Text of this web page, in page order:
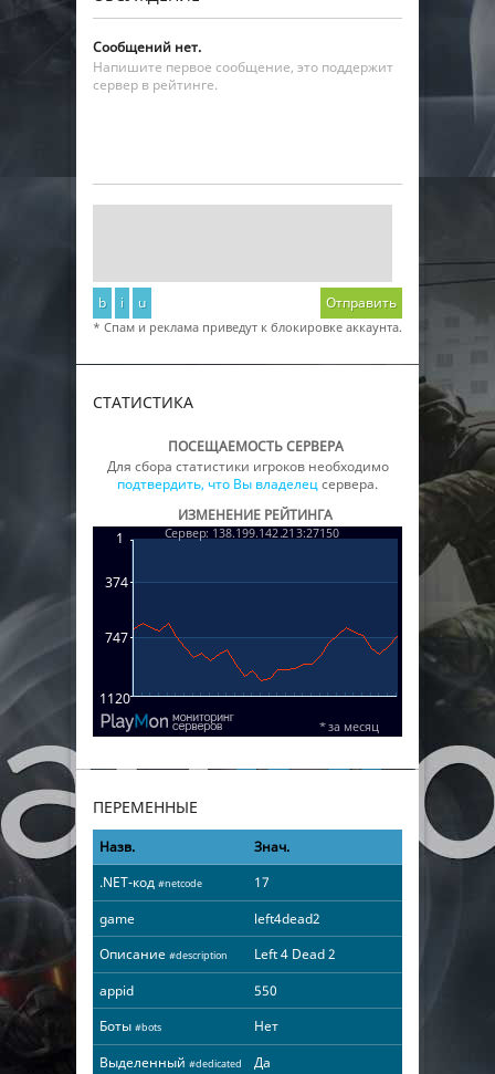
Сообщений нет.
Напишите первое сообщение, это поддержит
сервер в рейтинге.
b i u Отправить
* Спам и реклама приведут к блокировке аккаунта.
СТАТИСТИКА
ПОСЕЩАЕМОСТЬ СЕРВЕРА
Для сбора статистики игроков необходимо
подтвердить, что Вы владелецсервера.
ИЗМЕНЕНИЕ РЕЙТИНГА
ПЕРЕМЕННЫЕ
Назв.
Знач.
.NET-код #netcode
17
game
left4dead2
Описание #description
Left 4 Dead 2
appid
550
Боты #bots
Нет
Выделенный #dedicated
Да